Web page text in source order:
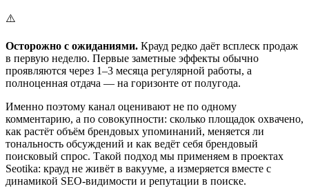
⚠️
Осторожно с ожиданиями. Крауд редко даёт всплеск продаж
в первую неделю. Первые заметные эффекты обычно
проявляются через 1–3 месяца регулярной работы, а
полноценная отдача — на горизонте от полугода.
Именно поэтому канал оценивают не по одному
комментарию, а по совокупности: сколько площадок охвачено,
как растёт объём брендовых упоминаний, меняется ли
тональность обсуждений и как ведёт себя брендовый
поисковый спрос. Такой подход мы применяем в проектах
Seotika: крауд не живёт в вакууме, а измеряется вместе с
динамикой SEO-видимости и репутации в поиске.